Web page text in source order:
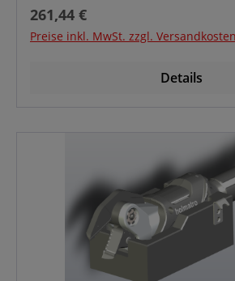
Regulärer Preis:
261,44 €
Preise inkl. MwSt. zzgl. Versandkosten
Details